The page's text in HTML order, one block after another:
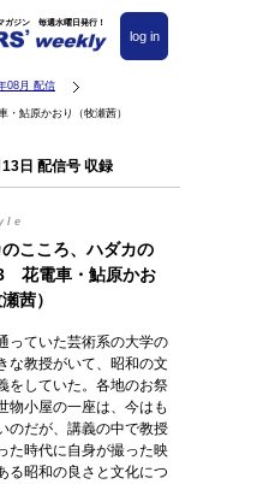
ガジン 毎週水曜日発行！
log in
08月 配信
鮎原かおり（牧瀬茜）
日 配信号 収録
こころ、ハダカの
花電車・鮎原かお
茜）
っていた芸術系の大学の
な教授がいて、昭和の文
をしていた。各地のお祭
物小屋の一座は、今はも
のだが、講義の中で教授
た時代に自身が撮った映
る昭和の良さと文化につ